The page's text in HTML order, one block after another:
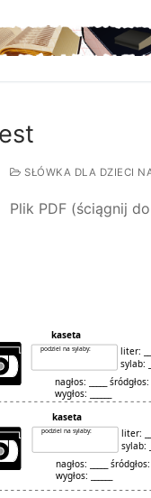
SŁÓWKA DLA DZIECI
Plik PDF (ściągnij